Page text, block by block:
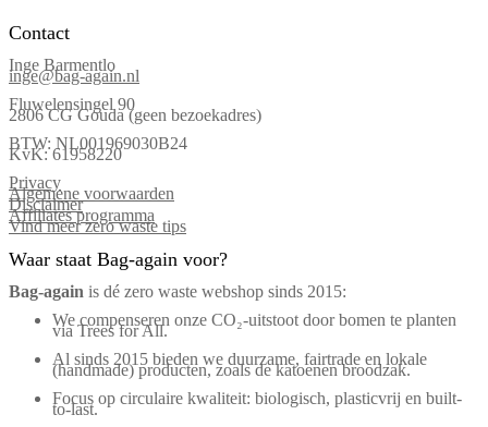
Contact
Inge Barmentlo
inge@bag-again.nl
Fluwelensingel 90
2806 CG Gouda (geen bezoekadres)
BTW: NL001969030B24
KvK: 61958220
Privacy
Algemene voorwaarden
Disclaimer
Affiliates programma
Vind meer zero waste tips
Waar staat Bag-again voor?
Bag‑again is dé zero waste webshop sinds 2015:
We compenseren onze CO₂-uitstoot door bomen te planten
via Trees for All.
Al sinds 2015 bieden we duurzame, fairtrade en lokale
(handmade) producten, zoals de katoenen broodzak.
Focus op circulaire kwaliteit: biologisch, plasticvrij en built-
to-last.